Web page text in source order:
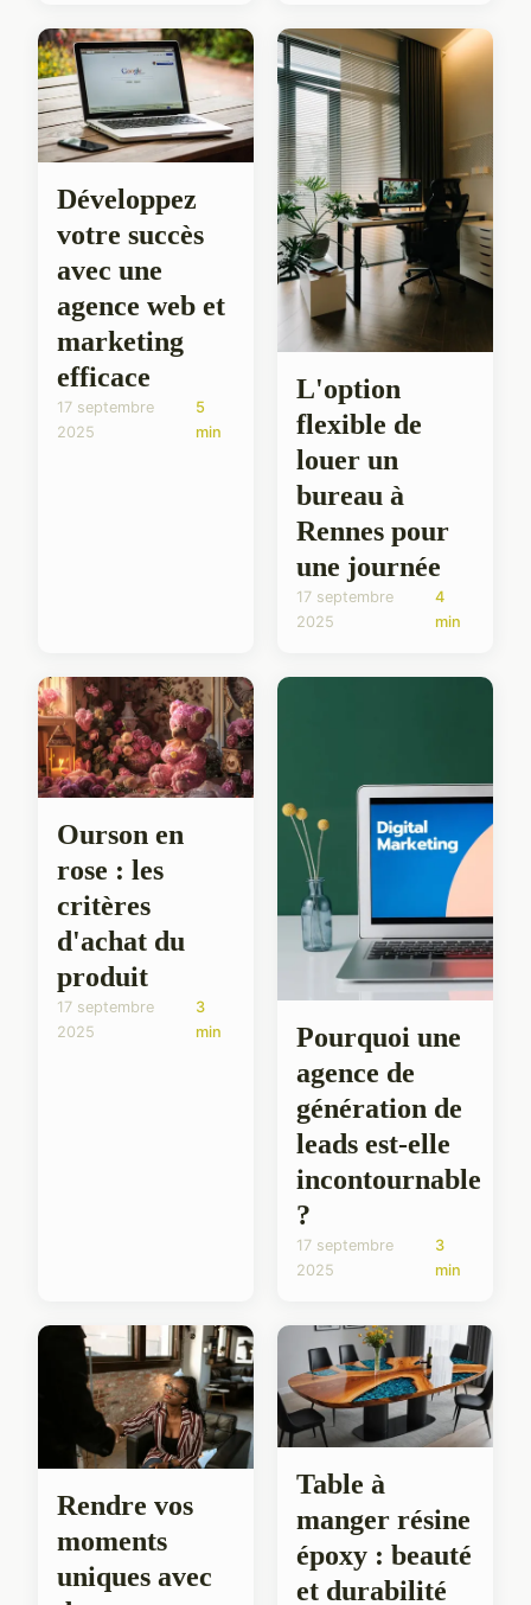
Développez
votre succès
avec une
agence web et
marketing
efficace
17 septembre
2025
5
min
L'option
flexible de
louer un
bureau à
Rennes pour
une journée
17 septembre
2025
4
min
Ourson en
rose : les
critères
d'achat du
produit
17 septembre
2025
3
min
Pourquoi une
agence de
génération de
leads est-elle
incontournable
?
17 septembre
2025
3
min
Rendre vos
moments
uniques avec
Table à
manger résine
époxy : beauté
et durabilité